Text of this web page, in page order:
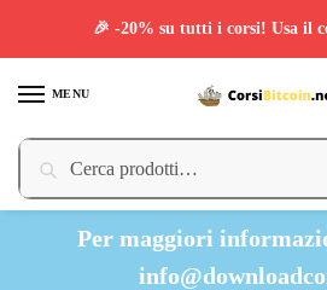
MENU
Cerca:
Cerca
Per maggiori
🎉 -20% su tutti i corsi! Usa il